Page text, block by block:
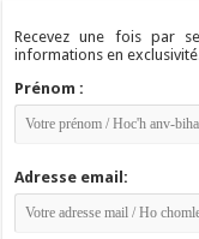
Recevez une fois par
informations en
Prénom :
Adresse email: